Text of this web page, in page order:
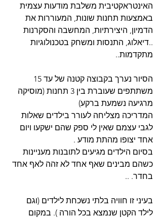
האינטראקטיבית משלבת מודעות עצמית
באמצעות תחנות שונות, המעוררות את
הדמיון, היצירתיות, המחשבה והסקרנות
..דיאלוג, התנסות ומשחק בטכנולוגיות
מתקדמות..
משתתפים שעוברת בין 3 תחנות (מוסיקה
מרגיעה נשמעת ברקע)
המדריכה מצליחה לעורר בילדים שאלות
לגבי עצמם שאין לי ספק שהם ישקעו ויום
אחד יצופו מהתת מודע .
בסיום הילדים מגיעים לתובנות מעניינות
כשהם מבינים שאף אחד לא זהה לאף אחד
בחדר. ..
בעיני זו חוויה בלתי נשכחת לילדים (וגם
לילד הקטן שנמצא בכל הורה ). במקום